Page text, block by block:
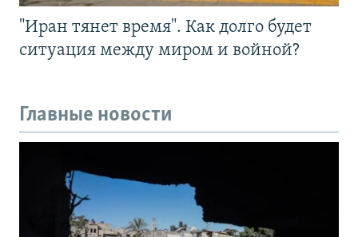
"Иран тянет время". Как долго будет
ситуация между миром и войной?
Главные новости